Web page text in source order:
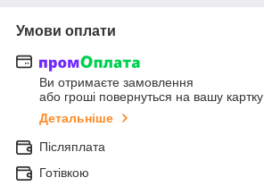
Умови оплати
Ви отримаєте замовлення
або гроші повернуться на вашу картку
Детальніше
Післяплата
Готівкою